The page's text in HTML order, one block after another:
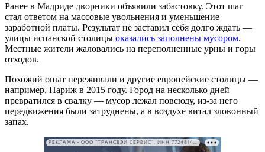
Ранее в Мадриде дворники объявили забастовку. Этот шаг
стал ответом на массовые увольнения и уменьшение
заработной платы. Результат не заставил себя долго ждать —
улицы испанской столицы оказались заполнены мусором.
Местные жители жаловались на переполненные урны и горы
отходов.
Похожий опыт переживали и другие европейские столицы —
например, Париж в 2015 году. Город на несколько дней
превратился в свалку — мусор лежал повсюду, из-за него
передвижения были затруднены, а в воздухе витал зловонный
запах.
РЕКЛАМА • ООО "ТРАНСВЭЙ СЕРВИС", ИНН 7724814198